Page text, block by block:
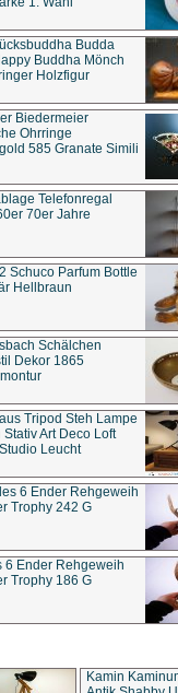
Budda
Buddha Mönch
Holzfigur
Biedermeier
Ohrringe
585 Granate Simili
Telefonregal
70er Jahre
Schuco Parfum Bottle
Hellbraun
Schälchen
Dekor 1865
Tripod Steh Lampe
Stativ Art Deco Loft
Leucht
6 Ender Rehgeweih
Trophy 242 G
6 Ender Rehgeweih
Trophy 186 G
Kamin